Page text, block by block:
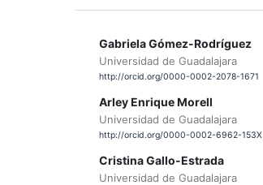
Gabriela Gómez-Rodríguez
Universidad de Guadalajara
http://orcid.org/0000-0002-2078-1671
Arley Enrique Morell
Universidad de Guadalajara
http://orcid.org/0000-0002-6962-153X
Cristina Gallo-Estrada
Universidad de Guadalajara